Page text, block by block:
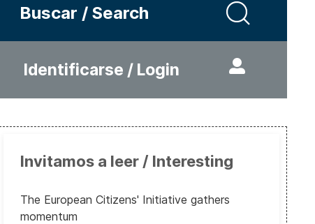
Buscar / Search
Identificarse / Login
Invitamos a leer / Interesting
The European Citizens' Initiative gathers
momentum